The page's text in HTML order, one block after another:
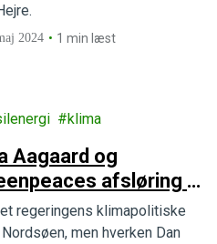
2024 1 min læst
klima
Aagaard og
afsløring af
regeringens klimapolitiske
men hverken Dan